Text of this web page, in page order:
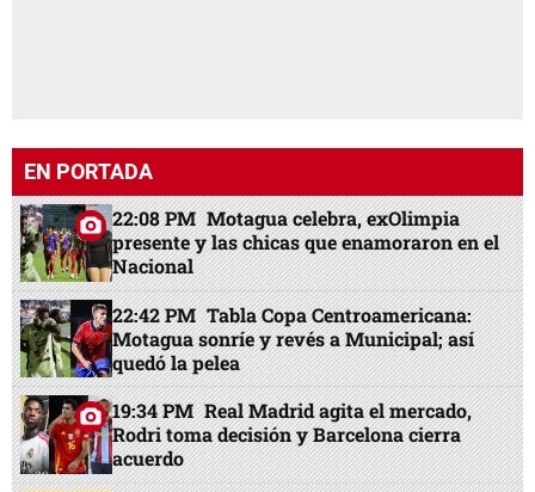
EN PORTADA
22:08 PM Motagua celebra, exOlimpia
presente y las chicas que enamoraron en el
Nacional
22:42 PM Tabla Copa Centroamericana:
Motagua sonríe y revés a Municipal; así
quedó la pelea
19:34 PM Real Madrid agita el mercado,
Rodri toma decisión y Barcelona cierra
acuerdo